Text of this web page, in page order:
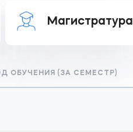
Магистратура
ОБУЧЕНИЯ (ЗА СЕМЕСТР)